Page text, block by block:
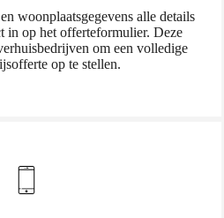
woonplaatsgegevens alle details
in op het offerteformulier. Deze
om een volledige
op te stellen.